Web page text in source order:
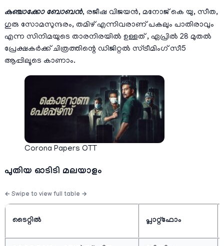
കുഞ്ചാക്കോ ബോബൻ, രജീഷ വിജയൻ, മനോജ് കെ യു, സീത,
ഗുരു സോമസുന്ദരം, തമിഴ് എന്നിവരാണ് പകലും പാതിരാവും
എന്ന സിനിമയുടെ താരനിരയിൽ ഉള്ളത് , ഏപ്രിൽ 28 മുതൽ
പ്രേക്ഷകർക്ക് ചിത്രത്തിന്റെ ഡിജിറ്റൽ സ്ട്രീമിംഗ് സീ5
ആപ്പിലൂടെ കാണാം.
Corona Papers OTT
പുതിയ ഓടിടി മലയാളം
ടൈറ്റില്‍ പ്ലാറ്റ്ഫോം